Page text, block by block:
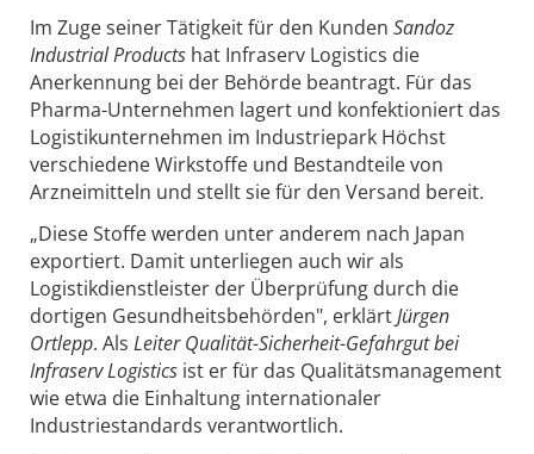
Im Zuge seiner Tätigkeit für den Kunden Sandoz
Industrial Products hat Infraserv Logistics die
Anerkennung bei der Behörde beantragt. Für das
Pharma-Unternehmen lagert und konfektioniert das
Logistikunternehmen im Industriepark Höchst
verschiedene Wirkstoffe und Bestandteile von
Arzneimitteln und stellt sie für den Versand bereit.
„Diese Stoffe werden unter anderem nach Japan
exportiert. Damit unterliegen auch wir als
Logistikdienstleister der Überprüfung durch die
dortigen Gesundheitsbehörden", erklärtJürgen
Ortlepp. Als Leiter Qualität-Sicherheit-Gefahrgut bei
Infraserv Logistics ist er für das Qualitätsmanagement
wie etwa die Einhaltung internationaler
Industriestandards verantwortlich.